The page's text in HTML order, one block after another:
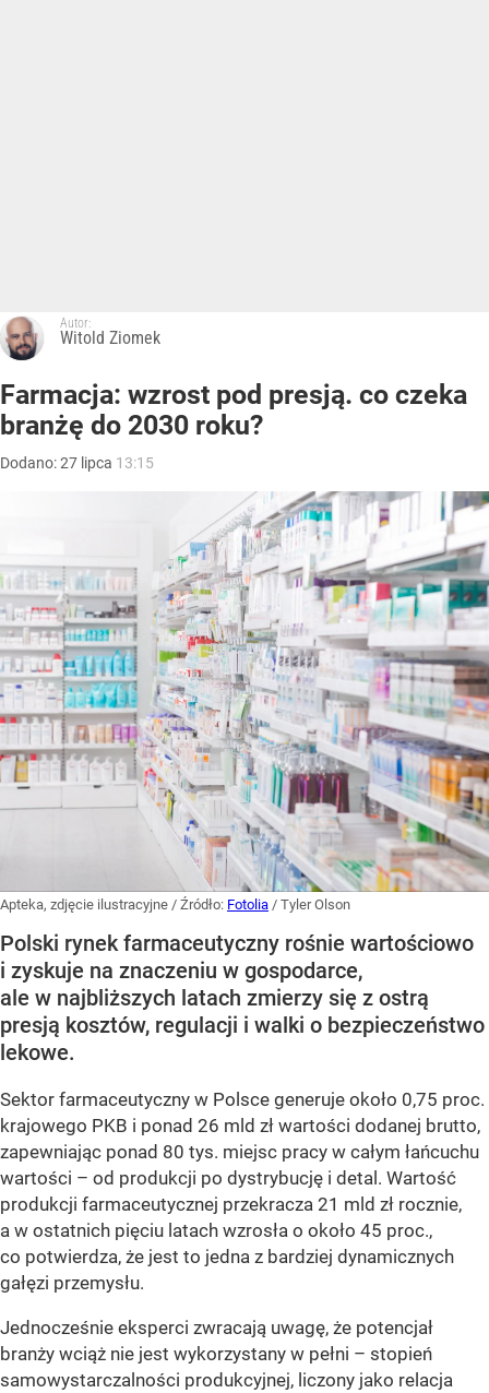
Autor:
Witold Ziomek
Farmacja: wzrost pod presją. co czeka
branżę do 2030 roku?
Dodano:27 lipca 13:15
Apteka, zdjęcie ilustracyjne / Źródło: Fotolia / Tyler Olson
Polski rynek farmaceutyczny rośnie wartościowo
i zyskuje na znaczeniu w gospodarce,
ale w najbliższych latach zmierzy się z ostrą
presją kosztów, regulacji i walki o bezpieczeństwo
lekowe.
Sektor farmaceutyczny w Polsce generuje około 0,75 proc.
krajowego PKB i ponad 26 mld zł wartości dodanej brutto,
zapewniając ponad 80 tys. miejsc pracy w całym łańcuchu
wartości – od produkcji po dystrybucję i detal. Wartość
produkcji farmaceutycznej przekracza 21 mld zł rocznie,
a w ostatnich pięciu latach wzrosła o około 45 proc.,
co potwierdza, że jest to jedna z bardziej dynamicznych
gałęzi przemysłu.
Jednocześnie eksperci zwracają uwagę, że potencjał
branży wciąż nie jest wykorzystany w pełni – stopień
samowystarczalności produkcyjnej, liczony jako relacja